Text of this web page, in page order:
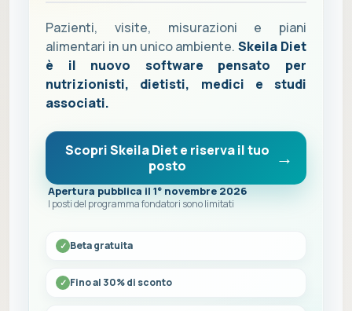
Pazienti, visite, misurazioni e piani
alimentari in un unico ambiente.Skeila Diet
è il nuovo software pensato per
nutrizionisti, dietisti, medici e studi
associati.
Scopri Skeila Diet e riserva il tuo
posto
Apertura pubblica il 1° novembre 2026
I posti del programma fondatori sono limitati
Beta gratuita
Fino al 30% di sconto